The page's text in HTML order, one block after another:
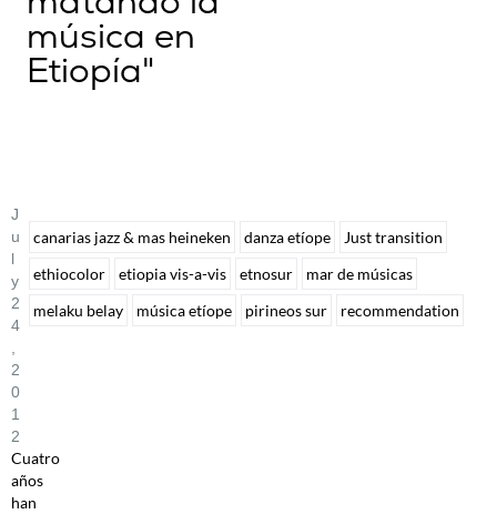
música en
Etiopía"
J
U
L
Y
2
4
2
0
1
2
Cuatro
años
han
canarias jazz & mas heineken danza etíope
Just transition
ethiocolor
etiopia vis-a-vis etnosur
mar de músicas
melaku belay
música etíope pirineos sur recommendation